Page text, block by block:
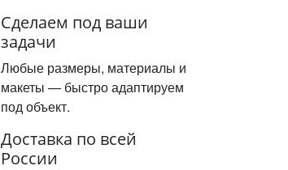
Сделаем под ваши
задачи
Любые размеры, материалы и
макеты — быстро адаптируем
под объект.
Доставка по всей
России